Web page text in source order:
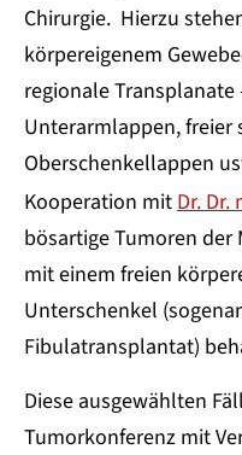
Chirurgie. Hierzu
körpereigenem
regionale Transplanate
Unterarmlappen, freier
Oberschenkellappen
Kooperation mitDr. Dr.
bösartige Tumoren der
mit einem freien
Unterschenkel
Fibulatransplantat)
Diese ausgewählten
Tumorkonferenz mit